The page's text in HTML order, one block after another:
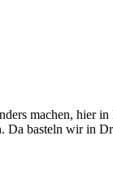
machen, hier
Da basteln wir in